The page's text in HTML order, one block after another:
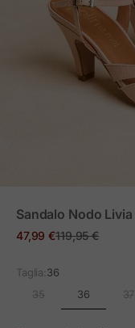
Sandalo Nodo Livia
Prezzo in offerta
47,99 €Prezzo normale
119,95 €
Taglia:36
35
36 37